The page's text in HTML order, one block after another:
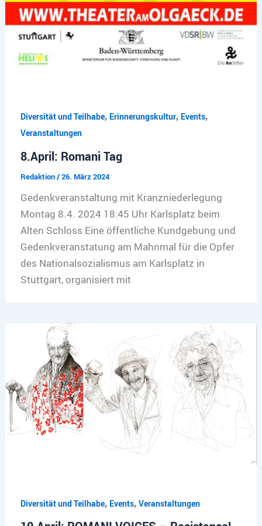
Diversität und Teilhabe, Erinnerungskultur, Events,
Veranstaltungen
8.April: Romani Tag
Redaktion/26. März 2024
Gedenkveranstaltung mit Kranzniederlegung
Montag 8.4. 2024 18:45 Uhr Karlsplatz beim
Alten Schloss Eine öffentliche Kundgebung und
Gedenkveranstatung am Mahnmal für die Opfer
des Nationalsozialismus am Karlsplatz in
Stuttgart, organisiert mit
Diversität und Teilhabe, Events, Veranstaltungen